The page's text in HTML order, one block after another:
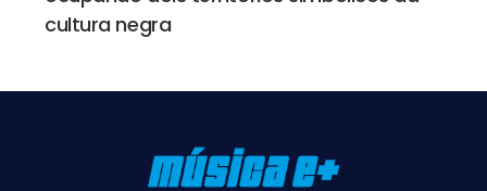
cultura negra